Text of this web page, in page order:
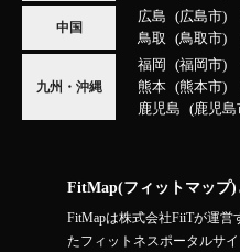
中国
広島 広島市
鳥取
鳥取市
九州・沖縄
福岡 福岡市
熊本
熊本市
鹿児島
鹿児島
FitMap(フィットマップ)
FitMapは株式会社FiiTが運営
たフィットネスポータルサ